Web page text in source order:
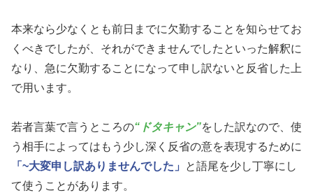
本来なら少なくとも前日までに欠勤することを知らせてお
くべきでしたが、それができませんでしたといった解釈に
なり、急に欠勤することになって申し訳ないと反省した上
で用います。
若者言葉で言うところの“ドタキャン”をした訳なので、使
う相手によってはもう少し深く反省の意を表現するために
「~大変申し訳ありませんでした」
と語尾を少し丁寧にし
て使うことがあります。